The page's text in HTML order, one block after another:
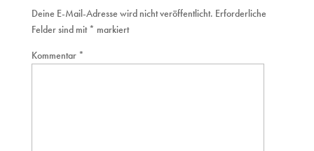
Deine E-Mail-Adresse wird nicht veröffentlicht. Erforderliche
Felder sind mit* markiert
Kommentar *